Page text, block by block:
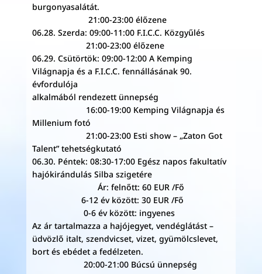
burgonyasalátát.
21:00-23:00 élőzene
06.28. Szerda: 09:00-11:00 F.I.C.C. Közgyűlés
21:00-23:00 élőzene
06.29. Csütörtök: 09:00-12:00 A Kemping
Világnapja és a F.I.C.C. fennállásának 90.
évfordulója
alkalmából rendezett ünnepség
16:00-19:00 Kemping Világnapja és
Millenium fotó
21:00-23:00 Esti show – „Zaton Got
Talent” tehetségkutató
06.30. Péntek: 08:30-17:00 Egész napos fakultatív
hajókirándulás Silba szigetére
Ár: felnőtt: 60 EUR /Fő
6-12 év között: 30 EUR /Fő
0-6 év között: ingyenes
Az ár tartalmazza a hajójegyet, vendéglátást –
üdvözlő italt, szendvicset, vizet, gyümölcslevet,
bort és ebédet a fedélzeten.
20:00-21:00 Búcsú ünnepség